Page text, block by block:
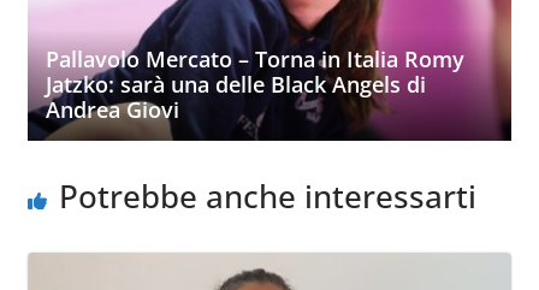
Pallavolo Mercato – Torna in Italia Romy
Jatzko: sarà una delle Black Angels di
Andrea Giovi
Potrebbe anche interessarti